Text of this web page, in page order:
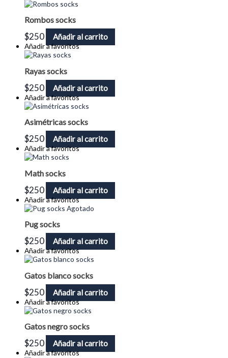
Rombos socks
$250 Añadir al carrito
Añadir a favoritos
Rayas socks
$250 Añadir al carrito
Añadir a favoritos
Asimétricas socks
$250 Añadir al carrito
Añadir a favoritos
Math socks
$250 Añadir al carrito
Añadir a favoritos
Agotado
Pug socks
$250 Añadir al carrito
Añadir a favoritos
Gatos blanco socks
$250 Añadir al carrito
Añadir a favoritos
Gatos negro socks
$250 Añadir al carrito
Añadir a favoritos